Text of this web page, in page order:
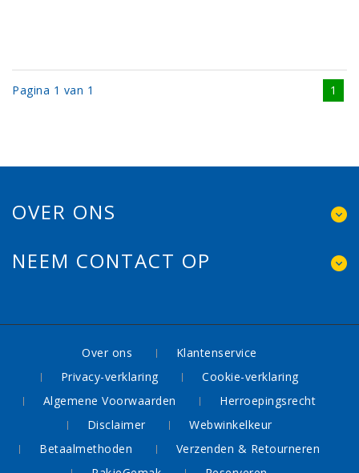
Pagina 1 van 1 1
OVER ONS
NEEM CONTACT OP
Over ons
Klantenservice
Privacy-verklaring
Cookie-verklaring
Algemene Voorwaarden
Herroepingsrecht
Disclaimer
Webwinkelkeur
Betaalmethoden
Verzenden & Retourneren